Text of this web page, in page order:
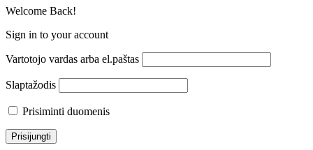
Welcome Back!
Sign in to your account
Vartotojo vardas arba el.paštas
Slaptažodis
Prisiminti duomenis